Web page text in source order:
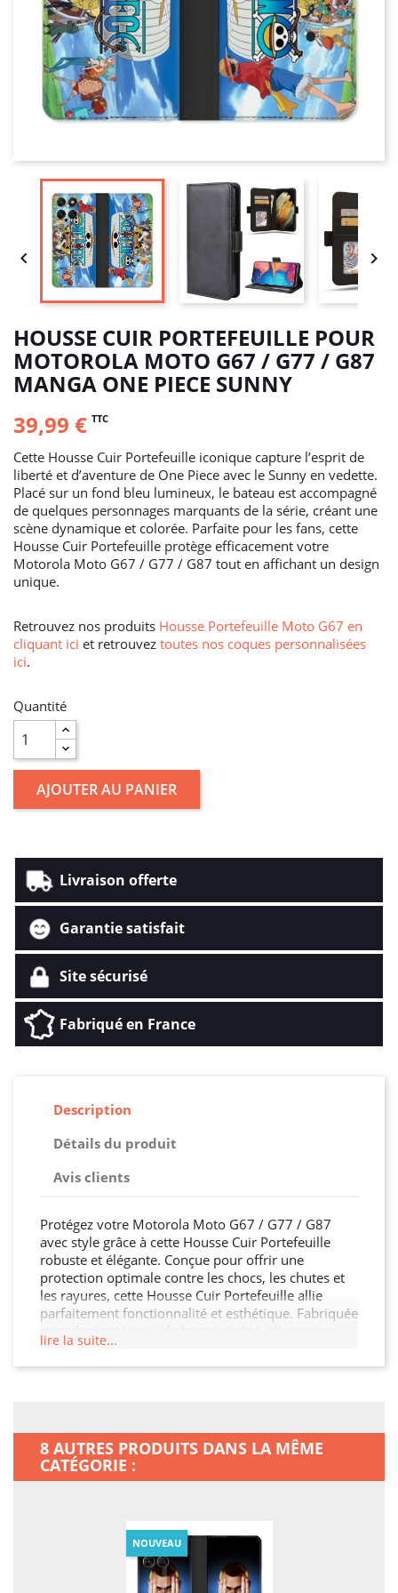
 
HOUSSE CUIR PORTEFEUILLE POUR
MOTOROLA MOTO G67 / G77 / G87
MANGA ONE PIECE SUNNY
39,99 € TTC
Cette Housse Cuir Portefeuille iconique capture l’esprit de
liberté et d’aventure de One Piece avec le Sunny en vedette.
Placé sur un fond bleu lumineux, le bateau est accompagné
de quelques personnages marquants de la série, créant une
scène dynamique et colorée. Parfaite pour les fans, cette
Housse Cuir Portefeuille protège efficacement votre
Motorola Moto G67 / G77 / G87 tout en affichant un design
unique.
Retrouvez nos produits Housse Portefeuille Moto G67 en
cliquant ici et retrouvez toutes nos coques personnalisées
ici.
Quantité
AJOUTER AU PANIER
Livraison offerte
Garantie satisfait
Site sécurisé
Fabriqué en France
Description
Détails du produit
Avis clients
Protégez votre Motorola Moto G67 / G77 / G87
avec style grâce à cette Housse Cuir Portefeuille
robuste et élégante. Conçue pour offrir une
protection optimale contre les chocs, les chutes et
les rayures, cette Housse Cuir Portefeuille allie
parfaitement fonctionnalité et esthétique. Fabriquée
une durabilité exceptionnelle tout en restant légère
et facile à manipuler. Son design moderne et raffiné
G67 / G77 / G87 sans protection, offrez-lui la
sécurité qu'il mérite !
lire la suite...
8 AUTRES PRODUITS DANS LA MÊME
CATÉGORIE :
NOUVEAU